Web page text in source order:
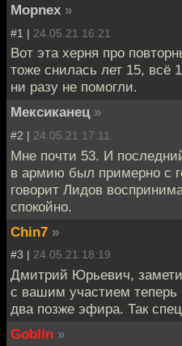
Mоpnex »
#1 | 24.05.21 16:21
Вот эта херня про
тоже снилась лет 15, всё
ни разу не помогли.
Мексиканец »
#2 | 24.05.21 17:11
Мне почти 53. И
в армию был примерно с
говорит Лидов
спокойно.
Chin7 »
#3 | 24.05.21 18:19
Дмитрий Юрьевич,
с вашим участием теперь
два позже эфира. Так
Goblin »